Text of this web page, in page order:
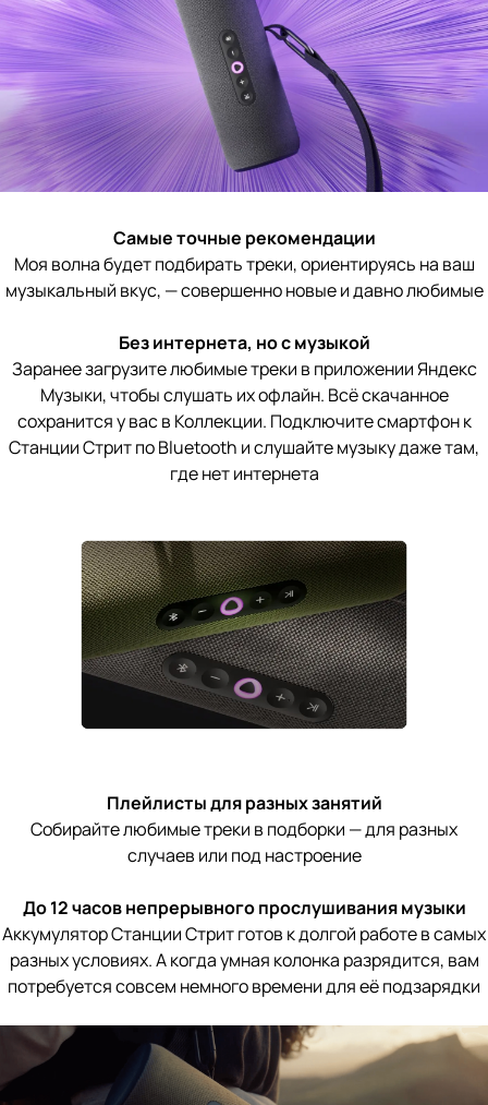
Самые точные рекомендации
Моя волна будет подбирать треки, ориентируясь на ваш
музыкальный вкус, — совершенно новые и давно любимые
Без интернета, но с музыкой
Заранее загрузите любимые треки в приложении Яндекс
Музыки, чтобы слушать их офлайн. Всё скачанное
сохранится у вас в Коллекции. Подключите смартфон к
Станции Стрит по Bluetooth и слушайте музыку даже там,
где нет интернета
Плейлисты для разных занятий
Собирайте любимые треки в подборки — для разных
случаев или под настроение
До 12 часов непрерывного прослушивания музыки
Аккумулятор Станции Стрит готов к долгой работе в самых
разных условиях. А когда умная колонка разрядится, вам
потребуется совсем немного времени для её подзарядки